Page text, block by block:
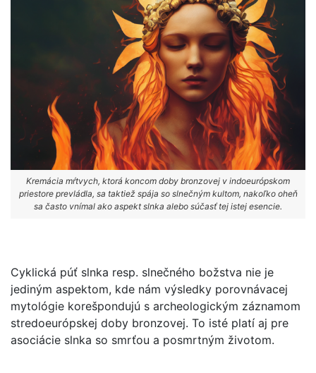
Kremácia mŕtvych, ktorá koncom doby bronzovej v indoeurópskom
priestore prevládla, sa taktiež spája so slnečným kultom, nakoľko oheň
sa často vnímal ako aspekt slnka alebo súčasť tej istej esencie.
Cyklická púť slnka resp. slnečného božstva nie je
jediným aspektom, kde nám výsledky porovnávacej
mytológie korešpondujú s archeologickým záznamom
stredoeurópskej doby bronzovej. To isté platí aj pre
asociácie slnka so smrťou a posmrtným životom.